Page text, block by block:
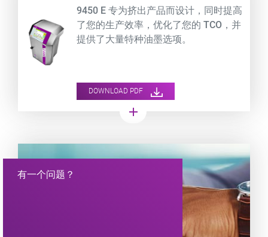
9450 E 专为挤出产品而设计，同时提高
了您的生产效率，优化了您的 TCO，并
提供了大量特种油墨选项。
DOWNLOAD PDF
add
有一个问题？